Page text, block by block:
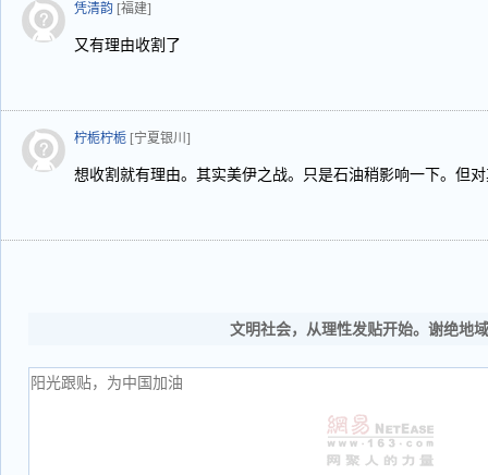
凭清韵 [福建]
又有理由收割了
柠栀柠栀 [宁夏银川]
想收割就有理由。其实美伊之战。只是石油稍影响一下。但
文明社会，从理性发贴开始。谢绝地